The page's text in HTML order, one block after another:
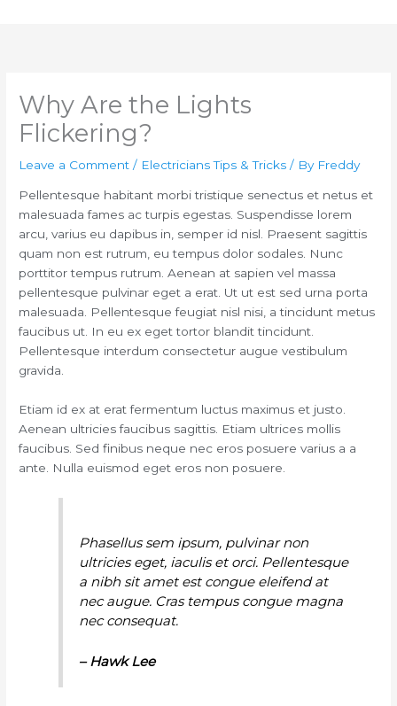
Why Are the Lights
Flickering?
Leave a Comment / Electricians Tips & Tricks / By Freddy
Pellentesque habitant morbi tristique senectus et netus et
malesuada fames ac turpis egestas. Suspendisse lorem
arcu, varius eu dapibus in, semper id nisl. Praesent sagittis
quam non est rutrum, eu tempus dolor sodales. Nunc
porttitor tempus rutrum. Aenean at sapien vel massa
pellentesque pulvinar eget a erat. Ut ut est sed urna porta
malesuada. Pellentesque feugiat nisl nisi, a tincidunt metus
faucibus ut. In eu ex eget tortor blandit tincidunt.
Pellentesque interdum consectetur augue vestibulum
gravida.
Etiam id ex at erat fermentum luctus maximus et justo.
Aenean ultricies faucibus sagittis. Etiam ultrices mollis
faucibus. Sed finibus neque nec eros posuere varius a a
ante. Nulla euismod eget eros non posuere.
Phasellus sem ipsum, pulvinar non
ultricies eget, iaculis et orci. Pellentesque
a nibh sit amet est congue eleifend at
nec augue. Cras tempus congue magna
nec consequat.
– Hawk Lee